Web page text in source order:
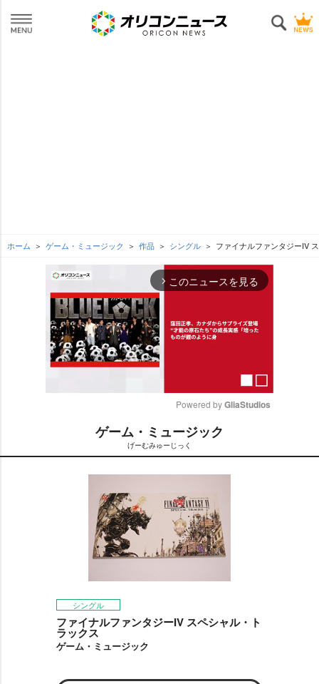
ホーム ゲーム・ミュージック 作品 シングル ファイナルファンタジーIV
arrow_forward_ios このニュースを見る
t
e
Powered by GliaStudios
ゲーム・ミュージック
げーむみゅーじっく
シングル
ファイナルファンタジーIV スペシャル・ト
ラックス
ゲーム・ミュージック